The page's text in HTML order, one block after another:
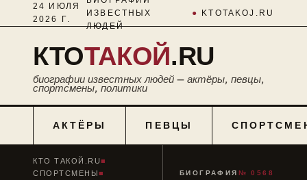
24 ИЮЛЯ
2026 Г.
ИЗВЕСТНЫХ
ЛЮДЕЙ
● KTOTAKOJ.RU
КТОТАКОЙ.RU
биографии известных людей — актёры, певцы,
спортсмены, политики
АКТЁРЫ ПЕВЦЫ
КТО ТАКОЙ.RU■
СПОРТСМЕНЫ■
БИОГРАФИЯ № 0568